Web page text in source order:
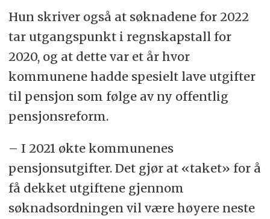
Hun skriver også at søknadene for 2022
tar utgangspunkt i regnskapstall for
2020, og at dette var et år hvor
kommunene hadde spesielt lave utgifter
til pensjon som følge av ny offentlig
pensjonsreform.
– I 2021 økte kommunenes
pensjonsutgifter. Det gjør at «taket» for å
få dekket utgiftene gjennom
søknadsordningen vil være høyere neste